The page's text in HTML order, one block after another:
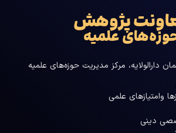
پژوهش
علمیه
دارالولایه، مرکز مدیریت حوزه‌های علمیه
وامتیازهای علمی
دینی